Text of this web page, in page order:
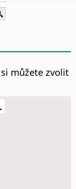
si můžete zvolit